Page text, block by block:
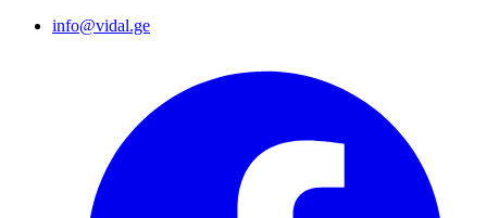
info@vidal.ge